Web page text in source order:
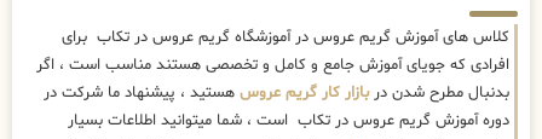
کلاس های آموزش گریم عروس در آموزشگاه گریم عروس در تکاب برای
افرادی که جویای آموزش جامع و کامل و تخصصی هستند مناسب است ، اگر
بدنبال مطرح شدن دربازار کار گریم عروس هستید ، پیشنهاد ما شرکت در
دوره آموزش گریم عروس در تکاب است ، شما میتوانید اطلاعات بسیار